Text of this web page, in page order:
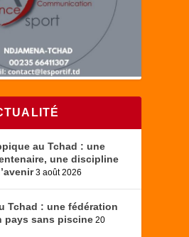
au Tchad : une
une discipline
3 août 2026
Tchad : une fédération
pays sans piscine 20